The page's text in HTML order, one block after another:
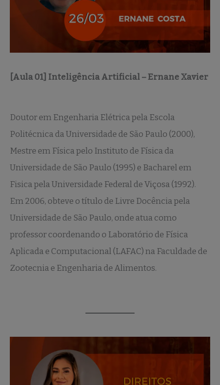
[Aula 01] Inteligência Artificial – Ernane Xavier
Doutor em Engenharia Elétrica pela Escola
Politécnica da Universidade de São Paulo (2000),
Mestre em Física pelo Instituto de Física da
Universidade de São Paulo (1995) e Bacharel em
Fisica pela Universidade Federal de Viçosa (1992).
Em 2006, obteve o título de Livre Docência pela
Universidade de São Paulo, onde atua como
professor coordenando o Laboratório de Física
Aplicada e Computacional (LAFAC) na Faculdade de
Zootecnia e Engenharia de Alimentos.